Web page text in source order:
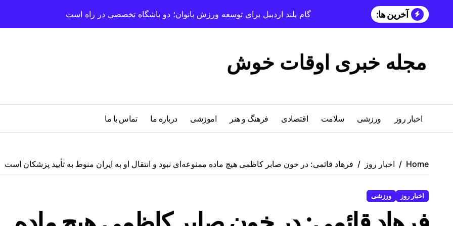
آخرین ها: گام بلند اردبیل برای توسعه ورزش بانوان؛ دو باشگاه تخصصی در راه است
مجله خبری اوقات خوش
اخبار روز ورزشی سلامت اقتصادی فرهنگ و هنر اموزشی درباره‌ ما تماس با ما
Home اخبار روز فرهاد قائمی: در خون صابر کاظمی هیچ ماده ممنوعه‌ای نبود و انتقال او به ایران منوط به تأیید پزشکان است
اخبار روز ورزشی